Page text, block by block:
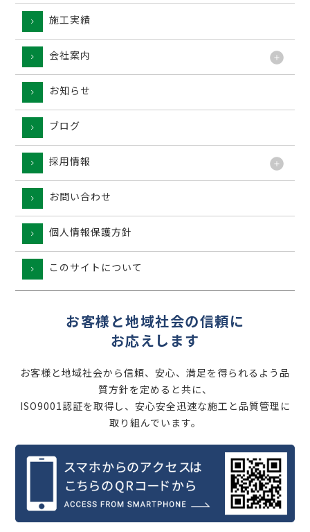
施工実績
会社案内
お知らせ
ブログ
採用情報
お問い合わせ
個人情報保護方針
このサイトについて
お客様と地域社会の信頼に
お応えします
お客様と地域社会から信頼、安心、満足を得られるよう品
質方針を定めると共に、
ISO9001認証を取得し、安心安全迅速な施工と品質管理に
取り組んでいます。